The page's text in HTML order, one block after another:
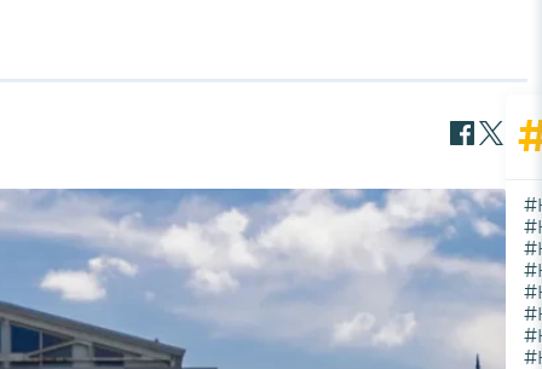
#
#
#
#
#
#
#
#